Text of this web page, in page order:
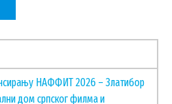
ОПШТИНЕ
НАФФИТ 2026 – Златибор
дом српског филма и